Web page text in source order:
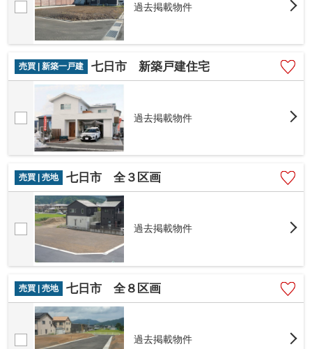
過去掲載物件
売買 | 新築一戸建 七日市 新築戸建住宅
過去掲載物件
売買 | 売地 七日市 全３区画
過去掲載物件
売買 | 売地 七日市 全８区画
過去掲載物件